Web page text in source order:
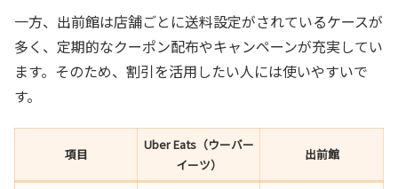
一方、出前館は店舗ごとに送料設定がされているケースが
多く、定期的なクーポン配布やキャンペーンが充実してい
ます。そのため、割引を活用したい人には使いやすいで
す。
項目
Uber Eats（ウーバー
イーツ）
出前館